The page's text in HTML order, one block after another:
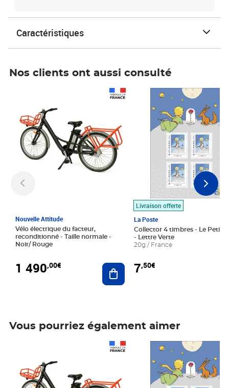
Caractéristiques
Nos clients ont aussi consulté
Nouvelle Attitude
Vélo électrique du facteur,
reconditionné - Taille normale -
Noir/ Rouge
1 490,00€ Ajouter au panier
Livraison offerte
La Poste
Collector 4 timbres - Le Petit
- Lettre Verte
20g / France
7,50€
Prix 7,50€
Vous pourriez également aimer
Prix 7,50€